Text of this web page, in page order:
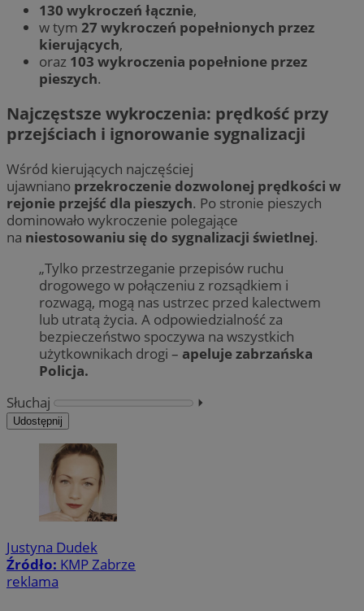
130 wykroczeń łącznie,
w tym 27 wykroczeń popełnionych przez
kierujących,
oraz 103 wykroczenia popełnione przez
pieszych.
Najczęstsze wykroczenia: prędkość przy
przejściach i ignorowanie sygnalizacji
Wśród kierujących najczęściej
ujawniano przekroczenie dozwolonej prędkości w
rejonie przejść dla pieszych. Po stronie pieszych
dominowało wykroczenie polegające
na niestosowaniu się do sygnalizacji świetlnej.
„Tylko przestrzeganie przepisów ruchu
drogowego w połączeniu z rozsądkiem i
rozwagą, mogą nas ustrzec przed kalectwem
lub utratą życia. A odpowiedzialność za
bezpieczeństwo spoczywa na wszystkich
użytkownikach drogi – apeluje zabrzańska
Policja.
Słuchaj
⏵︎
Udostępnij
Justyna Dudek
Źródło: KMP Zabrze
reklama